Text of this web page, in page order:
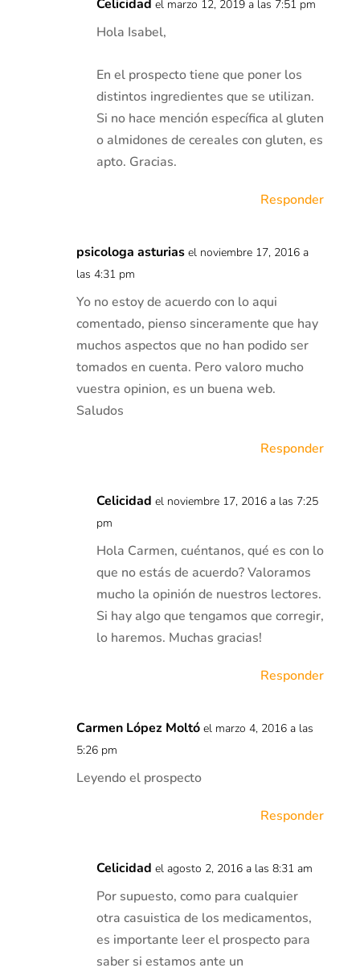
Celicidad el marzo 12, 2019 a las 7:51 pm
Hola Isabel,
En el prospecto tiene que poner los
distintos ingredientes que se utilizan.
Si no hace mención específica al gluten
o almidones de cereales con gluten, es
apto. Gracias.
Responder
psicologa asturias el noviembre 17, 2016 a
las 4:31 pm
Yo no estoy de acuerdo con lo aqui
comentado, pienso sinceramente que hay
muchos aspectos que no han podido ser
tomados en cuenta. Pero valoro mucho
vuestra opinion, es un buena web.
Saludos
Responder
Celicidad el noviembre 17, 2016 a las 7:25
pm
Hola Carmen, cuéntanos, qué es con lo
que no estás de acuerdo? Valoramos
mucho la opinión de nuestros lectores.
Si hay algo que tengamos que corregir,
lo haremos. Muchas gracias!
Responder
Carmen López Moltó el marzo 4, 2016 a las
5:26 pm
Leyendo el prospecto
Responder
Celicidad el agosto 2, 2016 a las 8:31 am
Por supuesto, como para cualquier
otra casuistica de los medicamentos,
es importante leer el prospecto para
saber si estamos ante un